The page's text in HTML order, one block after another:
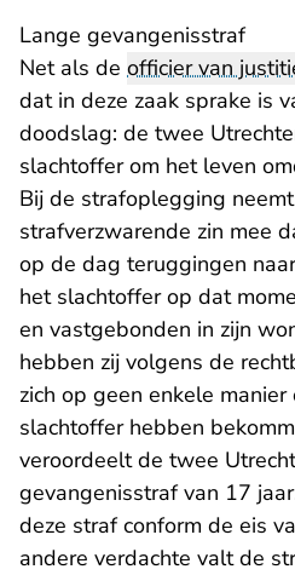
Lange gevangenisstraf
Net als de officier van
dat in deze zaak sprake is
doodslag: de twee
slachtoffer om het leven
Bij de strafoplegging
strafverzwarende zin mee
op de dag teruggingen
het slachtoffer op dat
en vastgebonden in zijn
hebben zij volgens de
zich op geen enkele
slachtoffer hebben
veroordeelt de twee
gevangenisstraf van 17
deze straf conform de eis
andere verdachte valt de